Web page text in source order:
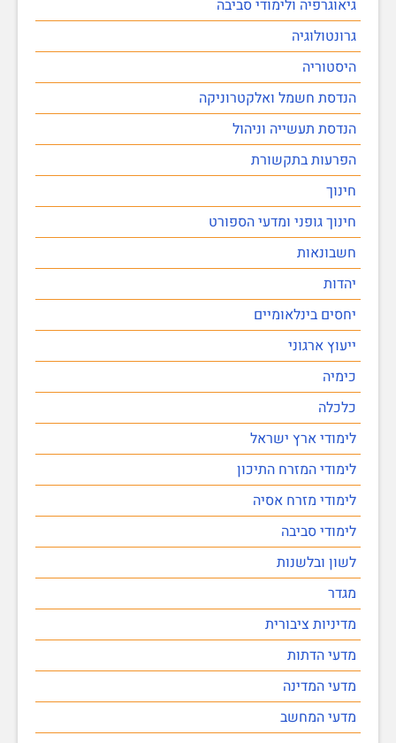
גיאוגרפיה ולימודי סביבה
גרונטולוגיה
היסטוריה
הנדסת חשמל ואלקטרוניקה
הנדסת תעשייה וניהול
הפרעות בתקשורת
חינוך
חינוך גופני ומדעי הספורט
חשבונאות
יהדות
יחסים בינלאומיים
ייעוץ ארגוני
כימיה
כלכלה
לימודי ארץ ישראל
לימודי המזרח התיכון
לימודי מזרח אסיה
לימודי סביבה
לשון ובלשנות
מגדר
מדיניות ציבורית
מדעי הדתות
מדעי המדינה
מדעי המחשב